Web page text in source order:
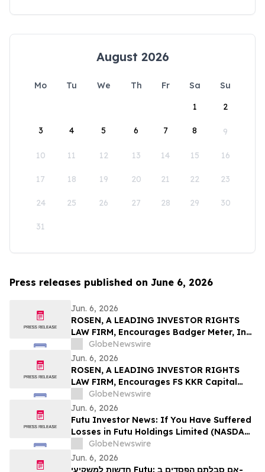
August 2026
Mo Tu We Th Fr Sa
Su
1
2
3 4 5 6 7 8 9
10 11 12 13 14 15 16
17 18 19 20 21 22 23
24 25 26 27 28 29 30
31
Press releases published on June 6, 2026
Jun. 6, 2026
ROSEN, A LEADING INVESTOR RIGHTS
LAW FIRM, Encourages Badger Meter, Inc.
Investors to Secure Counsel Before
Important Deadline in Securities Class
Action - BMI
GlobeNewswire
Jun. 6, 2026
ROSEN, A LEADING INVESTOR RIGHTS
LAW FIRM, Encourages FS KKR Capital
Corp. Investors to Secure Counsel Before
Important Deadline in Securities Class
Action – FSK
GlobeNewswire
Jun. 6, 2026
Futu Investor News: If You Have Suffered
Losses in Futu Holdings Limited (NASDAQ:
FUTU), You Are Encouraged to Contact
The Rosen Law Firm About Your Rights
GlobeNewswire
Jun. 6, 2026
חדשות למשקיעי Futu: אם סבלתם הפסדים ב-